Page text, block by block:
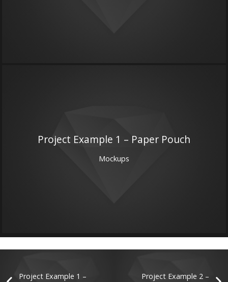
Project Example 1 – Paper Pouch
Mockups
Project Example 2 –
Project Example 1 –